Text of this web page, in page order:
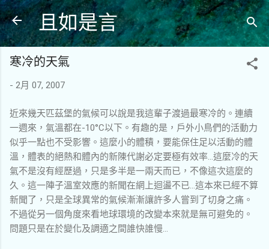
跳到主要內容
且如是言
寒冷的天氣
- 2月 07, 2007
近來幾天匹茲堡的氣候可以說是我這輩子渡過最寒冷的。連續
一週來，氣溫都在-10°C以下。有趣的是，戶外小鳥們的活動力
似乎一點也不受影響。這麼小的體積，要能保住足以活動的體
溫，體表的絕熱和體內的新陳代謝必定要極有效率…這麼冷的天
氣不是沒有經歷過，只是多半是一兩天而已，不像這次這麼的
久。這一陣子溫室效應的新聞在網上迴盪不已…這本來已經不算
新聞了，只是全球異常的氣候漸漸讓許多人嘗到了切身之痛。
不過從另一個角度來看地球環境的改變本來就是無可避免的。
問題只是在於變化及調適之間誰快誰慢…